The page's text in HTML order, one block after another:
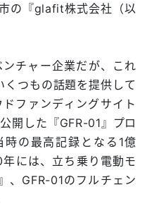
の『glafit株式会社（以
チャー企業だが、これ
つもの話題を提供して
ファンディングサイト
開した『GFR-01』プロ
の最高記録となる1億
には、立ち乗り電動モ
、GFR-01のフルチェン